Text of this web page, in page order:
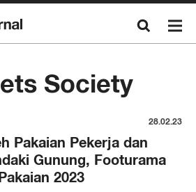
Society
28.02.23
Pakaian Pekerja dan
Gunung, Footurama
2023